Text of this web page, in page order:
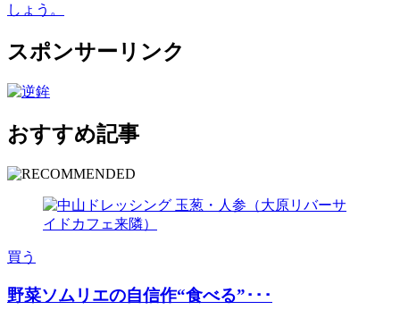
しょう。
スポンサーリンク
おすすめ記事
買う
野菜ソムリエの自信作“食べる”･･･